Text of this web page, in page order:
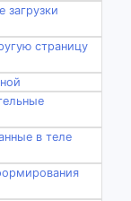
загрузки
страницу
в теле